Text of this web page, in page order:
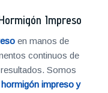
Impreso
en manos de
continuos de
Somos
hormigón impreso y